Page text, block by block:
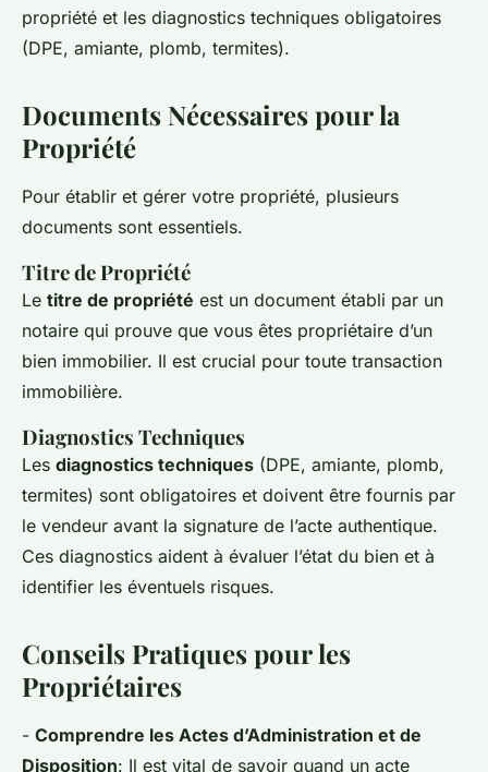
propriété et les diagnostics techniques obligatoires
(DPE, amiante, plomb, termites).
Documents Nécessaires pour la
Propriété
Pour établir et gérer votre propriété, plusieurs
documents sont essentiels.
Titre de Propriété
Le titre de propriété est un document établi par un
notaire qui prouve que vous êtes propriétaire d’un
bien immobilier. Il est crucial pour toute transaction
immobilière.
Diagnostics Techniques
Les diagnostics techniques (DPE, amiante, plomb,
termites) sont obligatoires et doivent être fournis par
le vendeur avant la signature de l’acte authentique.
Ces diagnostics aident à évaluer l’état du bien et à
identifier les éventuels risques.
Conseils Pratiques pour les
Propriétaires
- Comprendre les Actes d’Administration et de
Disposition: Il est vital de savoir quand un acte